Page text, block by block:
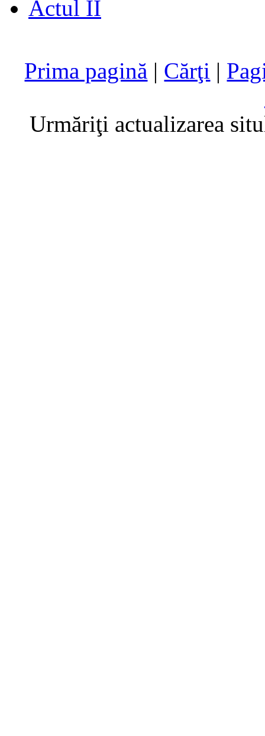
Actul II
Prima pagină | Cărţi |
Urmăriţi actualizarea